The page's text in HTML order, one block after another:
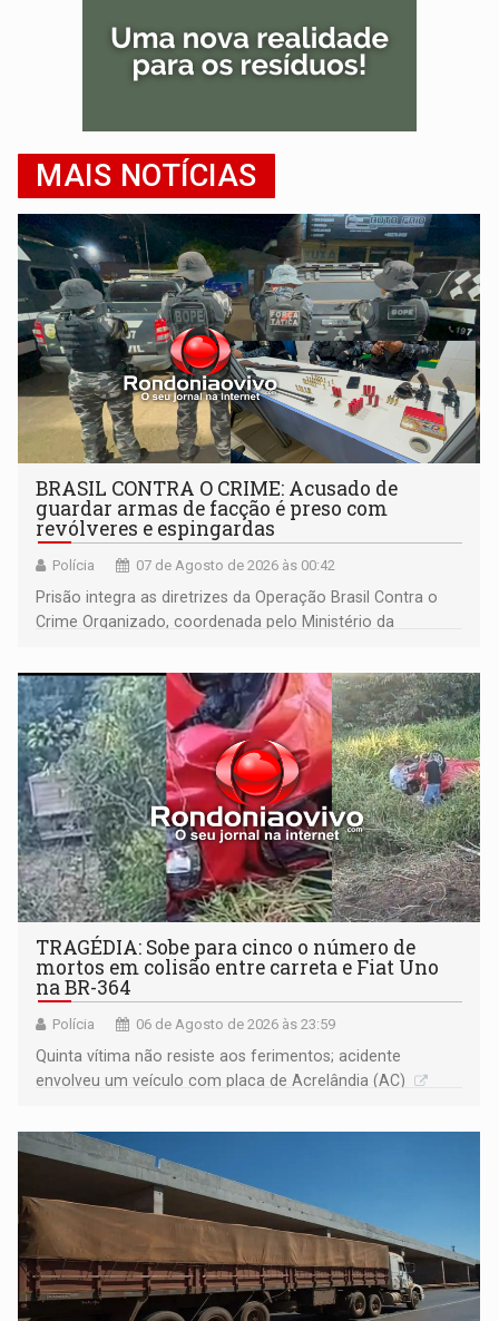
MAIS NOTÍCIAS
BRASIL CONTRA O CRIME: Acusado de
guardar armas de facção é preso com
revólveres e espingardas
Polícia 07 de Agosto de 2026 às 00:42
Prisão integra as diretrizes da Operação Brasil Contra o
Crime Organizado, coordenada pelo Ministério da
TRAGÉDIA: Sobe para cinco o número de
mortos em colisão entre carreta e Fiat Uno
na BR-364
Polícia 06 de Agosto de 2026 às 23:59
Quinta vítima não resiste aos ferimentos; acidente
envolveu um veículo com placa de Acrelândia (AC)